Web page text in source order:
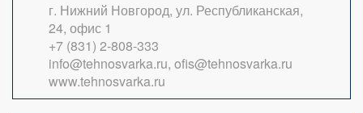
г. Нижний Новгород, ул. Республиканская,
24, офис 1
+7 (831) 2-808-333
info@tehnosvarka.ru, ofis@tehnosvarka.ru
www.tehnosvarka.ru